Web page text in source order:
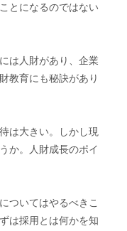
とになるのではない
は人財があり、企業
教育にも秘訣があり
は大きい。しかし現
か。人財成長のポイ
ついてはやるべきこ
は採用とは何かを知